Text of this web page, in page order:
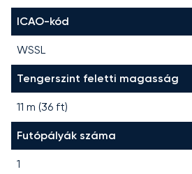
ICAO-kód
WSSL
Tengerszint feletti magasság
11 m (36 ft)
Futópályák száma
1